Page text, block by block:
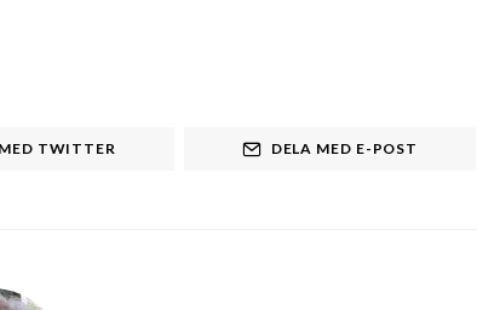
TWITTER DELA MED E-POST